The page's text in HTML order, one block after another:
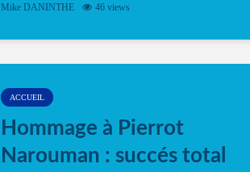
Mike DANINTHE 46 views
ACCUEIL
Hommage à Pierrot
Narouman : succés total